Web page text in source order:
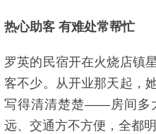
热心助客 有难处常帮忙
罗英的民宿开在火烧店镇
客不少。从开业那天起，
写得清清楚楚——房间多
远、交通方不方便，全都